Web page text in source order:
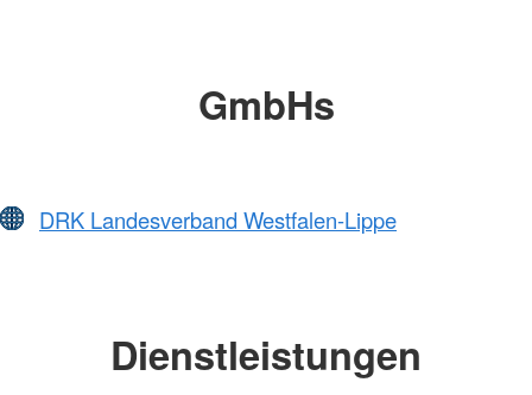
GmbHs
DRK Landesverband Westfalen-Lippe
Dienstleistungen